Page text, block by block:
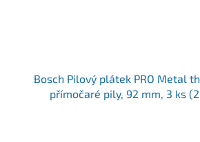
Bosch Pilový plátek PRO Metal
přímočaré pily, 92 mm, 3 ks